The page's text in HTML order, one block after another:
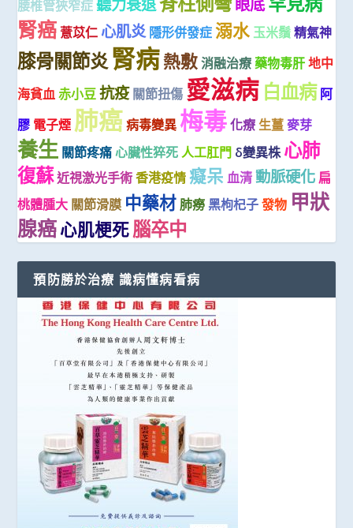
腰椎管狹窄症
腎癌 薏苡仁 心肌炎 隱形併發症 溺水 玉米鬚 精氣神
膝骨關節炎腎病熱敷 消融治療 藥物毒肝 地中
海貧血 赤小豆 抗疫 關節扭傷 愛滋病 白血病 阿
膠 電子煙 肺癌 病毒變異 梅毒 化療 生薑 麥芽
養生 關節疼痛 心臟性猝死 人工肛門 δ變異株 心肺
復蘇近視激光手術 香港疫情 癡呆 血清 動脈硬化 扁
桃體腫大 關節滑膜 中藥材 肺癆 黑枸杞子 發物 甲狀
腺癌心肌梗死腦卒中
預防勝於治療 識病懂病看病